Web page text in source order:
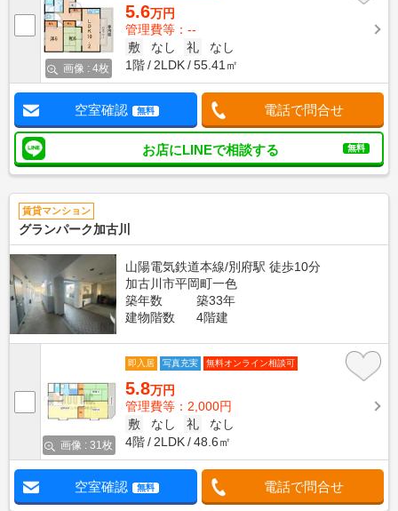
画像 : 4枚
5.6万円
管理費等：--
敷
なし 礼
なし
1階
2LDK 55.41㎡
空室確認 無料 電話で問合せ
お店にLINEで相談する 無料
賃貸マンション
グランパーク加古川
山陽電気鉄道本線/別府駅 徒歩10分
加古川市平岡町一色
築年数
築33年
建物階数
4階建
画像 : 31枚
即入居 写真充実 無料オンライン相談可
5.8万円
管理費等：2,000円
敷
なし 礼
なし
4階
2LDK 48.6㎡
空室確認 無料 電話で問合せ